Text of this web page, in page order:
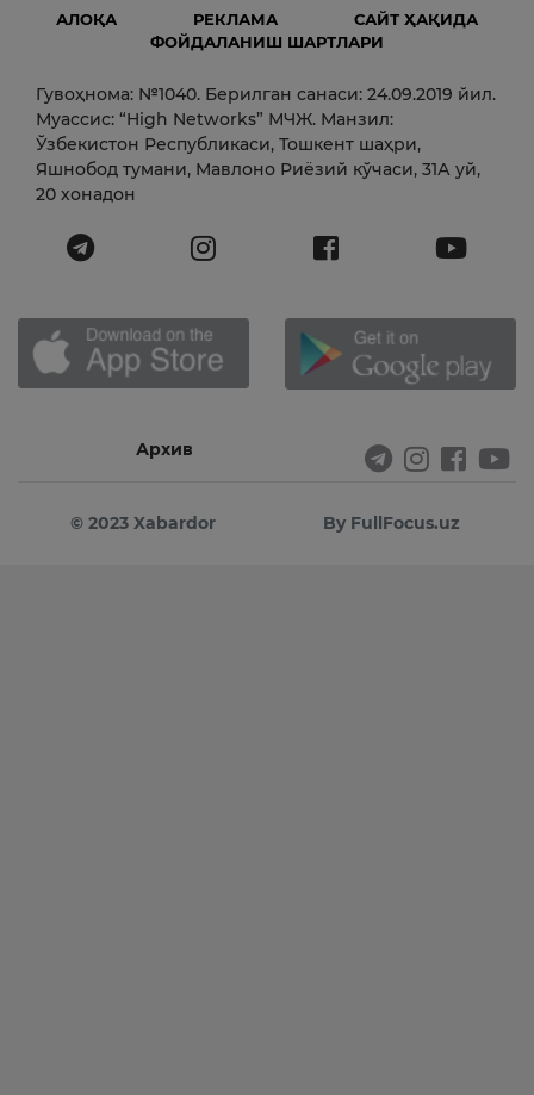
АЛОҚА РЕКЛАМА
САЙТ ҲАҚИДА
ФОЙДАЛАНИШ ШАРТЛАРИ
Гувоҳнома: №1040. Берилган санаси: 24.09.2019 йил.
Муассис: “High Networks” МЧЖ. Манзил:
Ўзбекистон Республикаси, Тошкент шаҳри,
Яшнобод тумани, Мавлоно Риёзий кўчаси, 31А уй,
20 хонадон
Архив
© 2023 Xabardor By FullFocus.uz